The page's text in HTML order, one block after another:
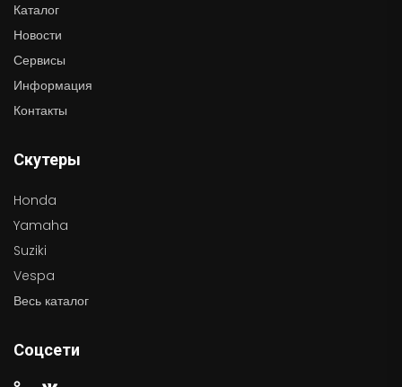
Каталог
Новости
Сервисы
Информация
Контакты
Скутеры
Honda
Yamaha
Suziki
Vespa
Весь каталог
Соцсети